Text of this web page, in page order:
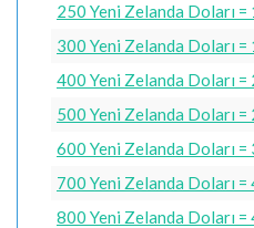
250 Yeni Zelanda Doları
300 Yeni Zelanda Doları
400 Yeni Zelanda Doları
500 Yeni Zelanda Doları
600 Yeni Zelanda Doları
700 Yeni Zelanda Doları
800 Yeni Zelanda Doları